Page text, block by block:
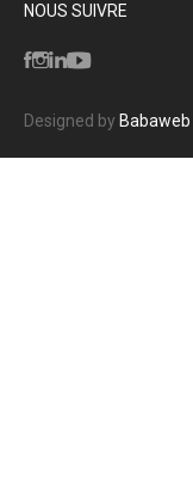
NOUS SUIVRE
Designed by Babaweb